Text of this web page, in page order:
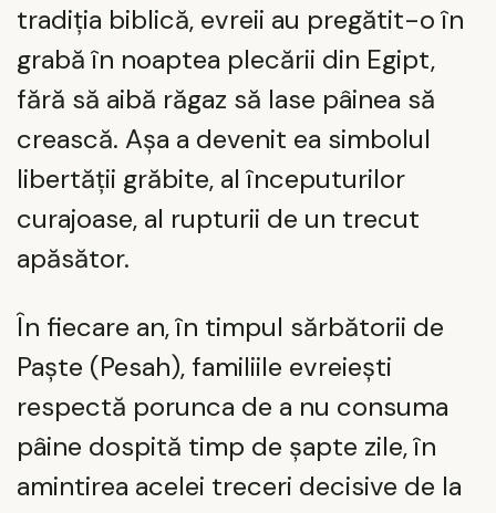
tradiția biblică, evreii au pregătit-o în
grabă în noaptea plecării din Egipt,
fără să aibă răgaz să lase pâinea să
crească. Așa a devenit ea simbolul
libertății grăbite, al începuturilor
curajoase, al rupturii de un trecut
apăsător.
În fiecare an, în timpul sărbătorii de
Paște (Pesah), familiile evreiești
respectă porunca de a nu consuma
pâine dospită timp de șapte zile, în
amintirea acelei treceri decisive de la